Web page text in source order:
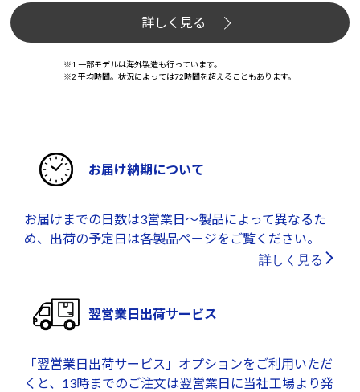
詳しく見る
※1 一部モデルは海外製造も行っています。
※2 平均時間。状況によっては72時間を超えることもあります。
お届け納期について
お届けまでの日数は3営業日～製品によって異なるた
め、出荷の予定日は各製品ページをご覧ください。
詳しく見る
翌営業日出荷サービス
「翌営業日出荷サービス」オプションをご利用いただ
くと、13時までのご注文は翌営業日に当社工場より発